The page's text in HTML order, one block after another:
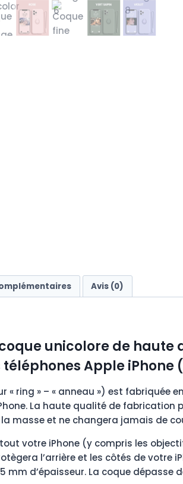
Avis (0)
unicolore de
Apple iPhone (SE,
« ring » – « anneau ») est
La haute qualité de fabrication
masse et ne changera jamais de
tout votre iPhone (y compris les
l’arrière et les côtés de votre
mm d’épaisseur. La coque